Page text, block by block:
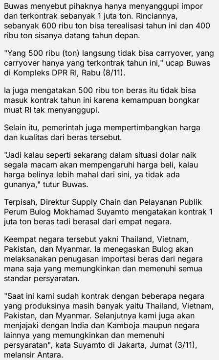
Buwas menyebut pihaknya hanya menyanggupi impor
dan terkontrak sebanyak 1 juta ton. Rinciannya,
sebanyak 600 ribu ton bisa terealisasi tahun ini dan 400
ribu ton sisanya datang tahun depan.
"Yang 500 ribu (ton) langsung tidak bisa carryover, yang
carryover hanya yang terkontrak tahun ini," ucap Buwas
di Kompleks DPR RI, Rabu (8/11).
Ia juga mengatakan 500 ribu ton beras itu tidak bisa
masuk kontrak tahun ini karena kemampuan bongkar
muat RI tak menyanggupi.
Selain itu, pemerintah juga mempertimbangkan harga
dan kualitas dari beras tersebut.
"Jadi kalau seperti sekarang dalam situasi dolar naik
segala macam akan mempengaruhi harga beli, kalau
harga belinya lebih mahal dari sini, ya tidak ada
gunanya," tutur Buwas.
Terpisah, Direktur Supply Chain dan Pelayanan Publik
Perum Bulog Mokhamad Suyamto mengatakan kontrak 1
juta ton beras tadi berasal dari empat negara.
Keempat negara tersebut yakni Thailand, Vietnam,
Pakistan, dan Myanmar. Ia menegaskan Bulog akan
melaksanakan penugasan importasi beras dari negara
mana saja yang memungkinkan dan memenuhi semua
standar persyaratan.
"Saat ini kami sudah kontrak dengan beberapa negara
yang produksinya masih banyak yaitu Thailand, Vietnam,
Pakistan, dan Myanmar. Selanjutnya kami juga akan
menjajaki dengan India dan Kamboja maupun negara
lainnya yang memungkinkan dan memenuhi
persyaratan", kata Suyamto di Jakarta, Jumat (3/11),
melansir Antara.